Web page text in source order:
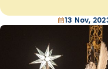
13 Nov,